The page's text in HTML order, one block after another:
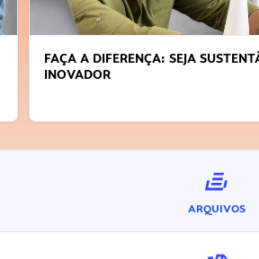
FAÇA A DIFERENÇA: SEJA
INOVADOR
ARQUIVOS